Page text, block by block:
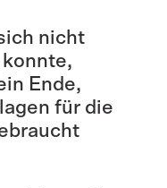
nicht
Ende,
für die